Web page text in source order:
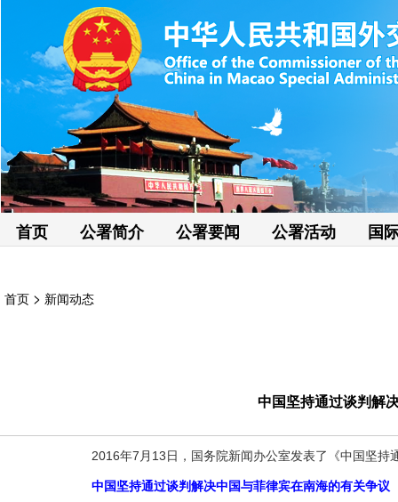
首页 公署简介 公署要闻 公署活动 国
首页 > 新闻动态
中国坚持通过谈判解
2016年7月13日，国务院新闻办公室发表了《中国坚持
中国坚持通过谈判解决中国与菲律宾在南海的有关争议